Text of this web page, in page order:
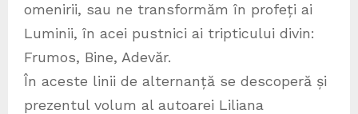
omenirii, sau ne transformăm în profeți ai
Luminii, în acei pustnici ai tripticului divin:
Frumos, Bine, Adevăr.
În aceste linii de alternanță se descoperă și
prezentul volum al autoarei Liliana